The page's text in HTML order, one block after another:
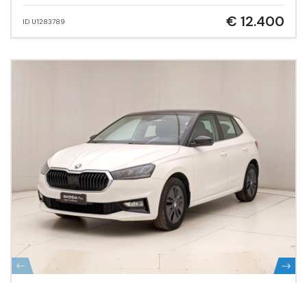
ID U1283789 € 12.400